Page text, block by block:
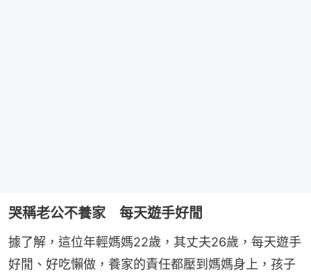
哭稱老公不養家 每天遊手好閒
據了解，這位年輕媽媽22歲，其丈夫26歲，每天遊手
好閒、好吃懶做，養家的責任都壓到媽媽身上，孩子